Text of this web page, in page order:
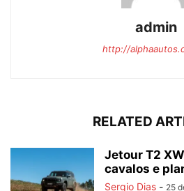
admin
http://
RELATED
Jetour T2
cavalos e
Sergio Dias - 25